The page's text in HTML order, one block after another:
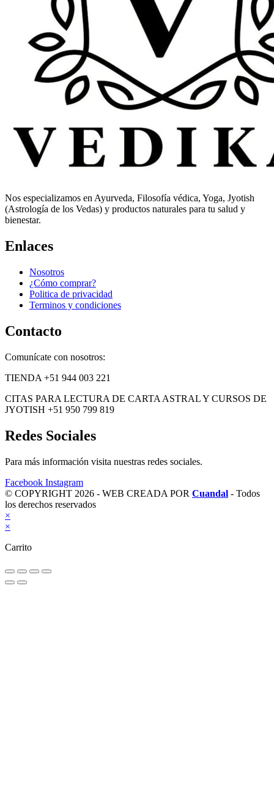
Nos especializamos en Ayurveda, Filosofía védica, Yoga, Jyotish
(Astrología de los Vedas) y productos naturales para tu salud y
bienestar.
Enlaces
Nosotros
¿Cómo comprar?
Politica de privacidad
Terminos y condiciones
Contacto
Comunícate con nosotros:
TIENDA +51 944 003 221
CITAS PARA LECTURA DE CARTA ASTRAL Y CURSOS DE
JYOTISH +51 950 799 819
Redes Sociales
Para más información visita nuestras redes sociales.
Facebook Instagram
© COPYRIGHT 2026 - WEB CREADA POR Cuandal - Todos
los derechos reservados
×
×
Carrito